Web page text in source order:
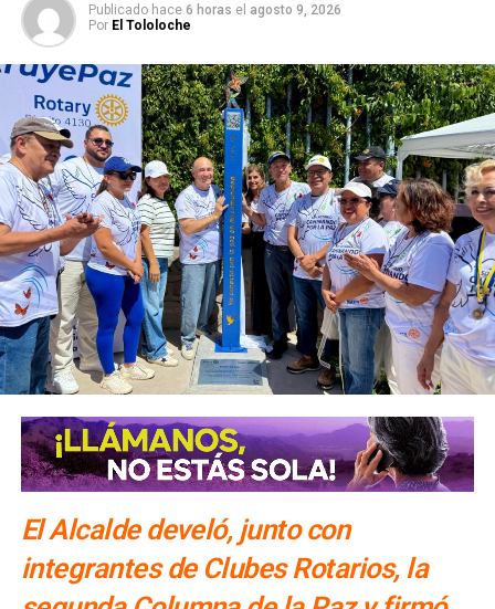
Publicado hace 6 horas el agosto 9, 2026
Por El Tololoche
El Alcalde develó, junto con
integrantes de Clubes Rotarios, la